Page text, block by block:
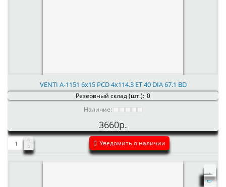
VENTI А-1151 6x15 PCD 4x114.3 ET 40 DIA 67.1 BD
Резервный склад (шт.): 0
Наличие:
3660р.
Уведомить о наличии